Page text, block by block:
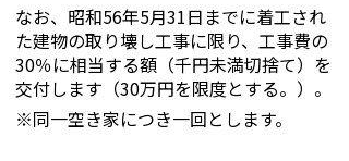
なお、昭和56年5月31日までに着工され
た建物の取り壊し工事に限り、工事費の
30％に相当する額（千円未満切捨て）を
交付します（30万円を限度とする。）。
※同一空き家につき一回とします。